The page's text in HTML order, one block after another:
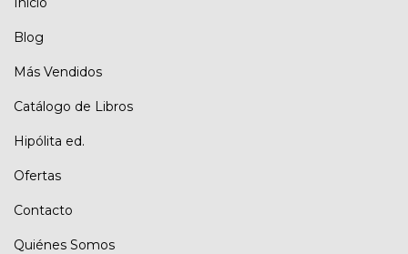
Blog
Más Vendidos
Catálogo de Libros
Hipólita ed.
Ofertas
Contacto
Quiénes Somos